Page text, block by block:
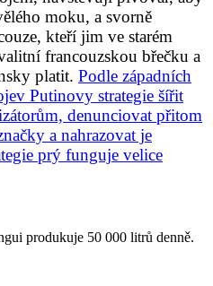
moku, a svorně
kteří jim ve starém
francouzskou břečku a
platit. Podle západních
Putinovy strategie šířit
denunciovat přitom
a nahrazovat je
prý funguje velice
produkuje 50 000 litrů denně.